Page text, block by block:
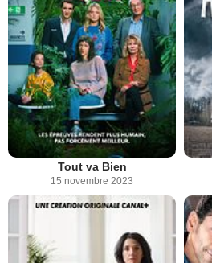
Tout va Bien
15 novembre 2023